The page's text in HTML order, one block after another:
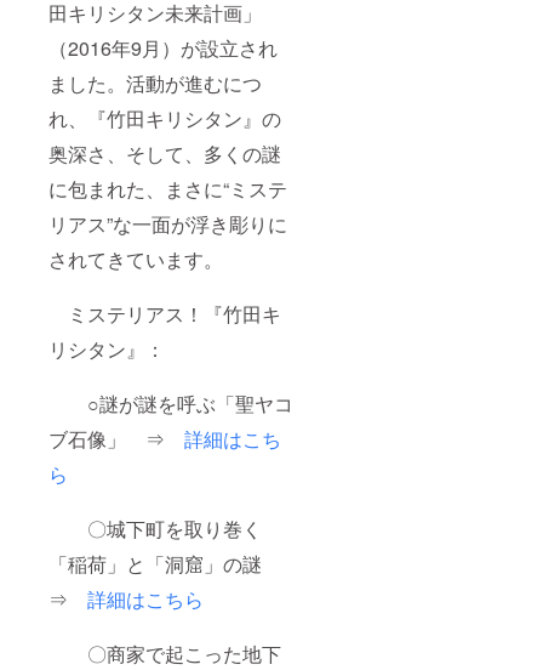
田キリシタン未来計画」
（2016年9月）が設立され
ました。活動が進むにつ
れ、『竹田キリシタン』の
奥深さ、そして、多くの謎
に包まれた、まさに“ミステ
リアス”な一面が浮き彫りに
されてきています。
ミステリアス！『竹田キ
リシタン』：
○謎が謎を呼ぶ「聖ヤコ
ブ石像」 ⇒ 詳細はこち
ら
〇城下町を取り巻く
「稲荷」と「洞窟」の謎
⇒ 詳細はこちら
〇商家で起こった地下